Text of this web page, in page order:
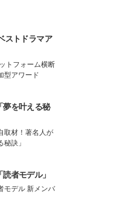
ストドラマア
トフォーム横断
型アワード
夢を叶える秘
取材！著名人が
訣」
者モデル」
モデル 新メンバ